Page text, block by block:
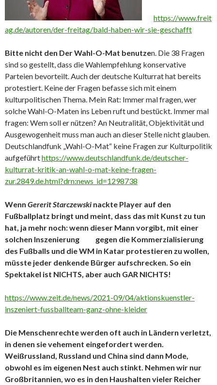
https://www.freit
ag.de/autoren/der-freitag/bald-haben-wir-sie-geschafft
Bitte nicht den Der Wahl-O-Mat benutzen. Die 38 Fragen
sind so gestellt, dass die Wahlempfehlung konservative
Parteien bevorteilt. Auch der deutsche Kulturrat hat bereits
protestiert. Keine der Fragen befasse sich mit einem
kulturpolitischen Thema. Mein Rat: Immer mal fragen, wer
solche Wahl-O-Maten ins Leben ruft und bestückt. Immer mal
fragen: Wem soll er nützen? An Neutralität, Objektivität und
Ausgewogenheit muss man auch an dieser Stelle nicht glauben.
Deutschlandfunk „Wahl-O-Mat“ keine Fragen zur Kulturpolitik
aufgeführthttps://www.deutschlandfunk.de/deutscher-
kulturrat-kritik-an-wahl-o-mat-keine-fragen-
zur.2849.de.html?drn:news_id=1298738
Wenn GereritStarczewski nackte Player auf den
Fußballplatz bringt und meint, dass das mit Kunst zu tun
hat, ja mehr noch: wenn dieser Mann vorgibt, mit einer
solchen Inszenierung gegen die Kommerzialisierung
des Fußballs und die WM in Katar protestieren zu wollen,
müsste jeder denkende Bürger aufschrecken. So ein
Spektakel ist NICHTS, aber auch GAR NICHTS!
https://www.zeit.de/news/2021-09/04/aktionskuenstler-
inszeniert-fussballteam-ganz-ohne-kleider
Die Menschenrechte werden oft auch in Ländern verletzt,
in denen sie vehement eingefordert werden.
Weißrussland, Russland und China sind dann Mode,
obwohl es im eigenen Nest auch stinkt. Nehmen wir nur
Großbritannien, wo es in den Haushalten vieler Reicher